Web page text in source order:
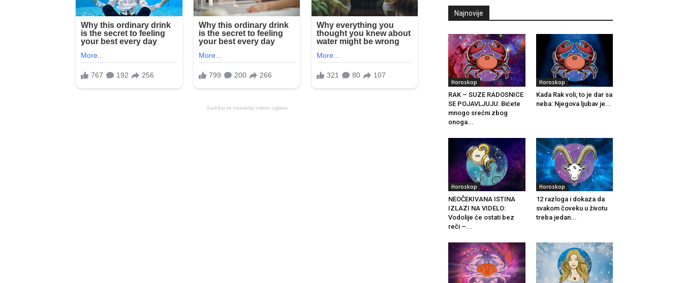
Sadržaj se nastavlja nakon oglasa
Najnovije
Horoskop
RAK – SUZE RADOSNICE
SE POJAVLJUJU: Bićete
mnogo srećni zbog
onoga...
Horoskop
Kada Rak voli, to je dar sa
neba: Njegova ljubav je...
Horoskop
NEOČEKIVANA ISTINA
IZLAZI NA VIDELO:
Vodolije će ostati bez
reči –...
Horoskop
12 razloga i dokaza da
svakom čoveku u životu
treba jedan...